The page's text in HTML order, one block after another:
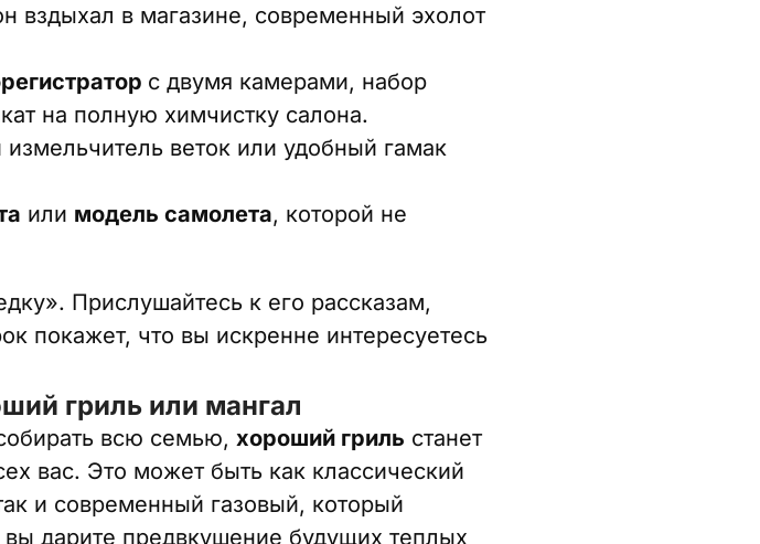
вздыхал в магазине, современный эхолот
с двумя камерами, набор
на полную химчистку салона.
измельчитель веток или удобный гамак
или модель самолета, которой не
Прислушайтесь к его рассказам,
покажет, что вы искренне интересуетесь
гриль или мангал
всю семью, хороший гриль станет
вас. Это может быть как классический
и современный газовый, который
дарите предвкушение будущих теплых